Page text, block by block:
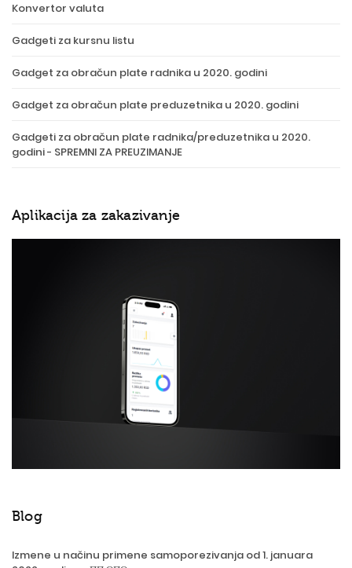
Konvertor valuta
Gadgeti za kursnu listu
Gadget za obračun plate radnika u 2020. godini
Gadget za obračun plate preduzetnika u 2020. godini
Gadgeti za obračun plate radnika/preduzetnika u 2020.
godini - SPREMNI ZA PREUZIMANJE
Aplikacija za zakazivanje
Blog
Izmene u načinu primene samoporezivanja od 1. januara